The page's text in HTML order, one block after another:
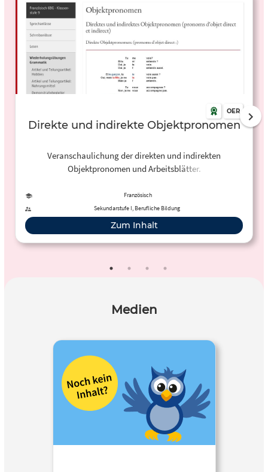
OER
Direkte und indirekte Objektpronomen
Veranschaulichung der direkten und indirekten
Objektpronomen und Arbeitsblätter.
Französisch
Sekundarstufe I, Berufliche Bildung
Zum Inhalt
Medien